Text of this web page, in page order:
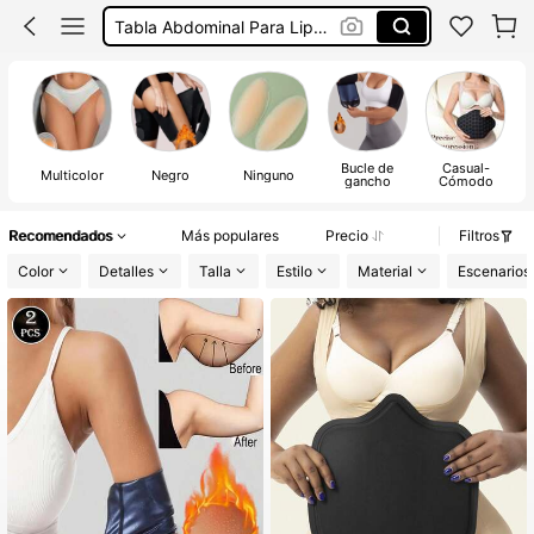
Fajas Reductoras De Mujer
Tabla Post Quirúrgico Abdomen
Multicolor Negro Ninguno Bucle de
gancho
Casual-
Cómodo
Recomendados Más populares Precio
Filtros
Color
Detalles Talla Estilo Material Escenarios